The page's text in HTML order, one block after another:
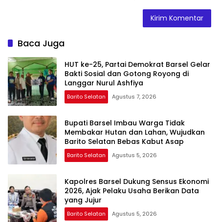
Baca Juga
HUT ke-25, Partai Demokrat Barsel Gelar
Bakti Sosial dan Gotong Royong di
Langgar Nurul Ashfiya
Barito Selatan Agustus 7, 2026
Bupati Barsel Imbau Warga Tidak
Membakar Hutan dan Lahan, Wujudkan
Barito Selatan Bebas Kabut Asap
Barito Selatan Agustus 5, 2026
Kapolres Barsel Dukung Sensus Ekonomi
2026, Ajak Pelaku Usaha Berikan Data
yang Jujur
Barito Selatan Agustus 5, 2026